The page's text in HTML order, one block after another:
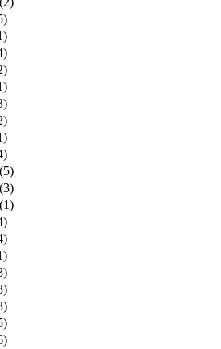
(5)
(3)
(1)